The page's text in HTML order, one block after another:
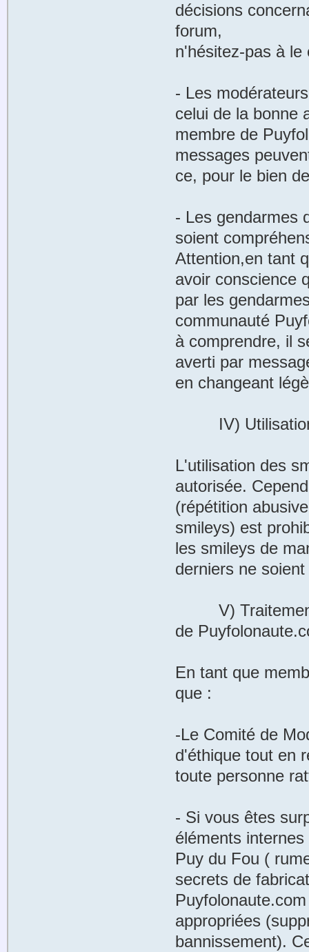
décisions
forum,
n'hésitez-pas à le
- Les
celui de la bonne
membre de
messages
ce, pour le bien
- Les gendarmes
soient
Attention,en tant
avoir conscience
par les
communauté
à comprendre, il
averti par
en changeant
IV) Utilisation
L'utilisation des
autorisée.
(répétition
smileys) est
les smileys de
derniers ne
V) Traitement
de
En tant que
que :
-Le Comité de
d'éthique tout en
toute personne
- Si vous êtes
éléments
Puy du Fou (
secrets de
appropriées
bannissement).